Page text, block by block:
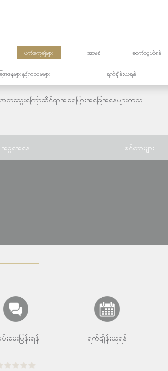
ပက်ကေ့ချ်များ အာမခံ ဆက်သွယ်ရန်
အနေများနှင့်ကုသမှုများ ရက်ချိန်းယူရန်
သွေးကြောဆိုင်ရာအရေပြားအခြေအနေများကုသ
အခွအေနေ စင်တာများ
းမေးမြန်းရန် ရက်ချိန်းယူရန်